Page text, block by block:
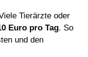
Tierärzte oder
Euro pro Tag. So
und den